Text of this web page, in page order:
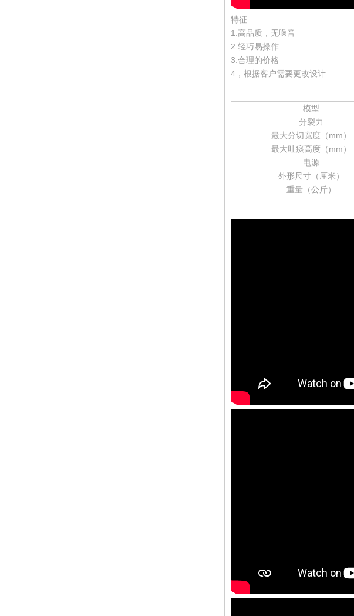
特征
1.高品质，无噪音
2.轻巧易操作
3.合理的价格
4，根据客户需要更改设计
模型
分裂力
最大分切宽度（mm）
最大吐痰高度（mm）
电源
外形尺寸（厘米）
重量（公斤）